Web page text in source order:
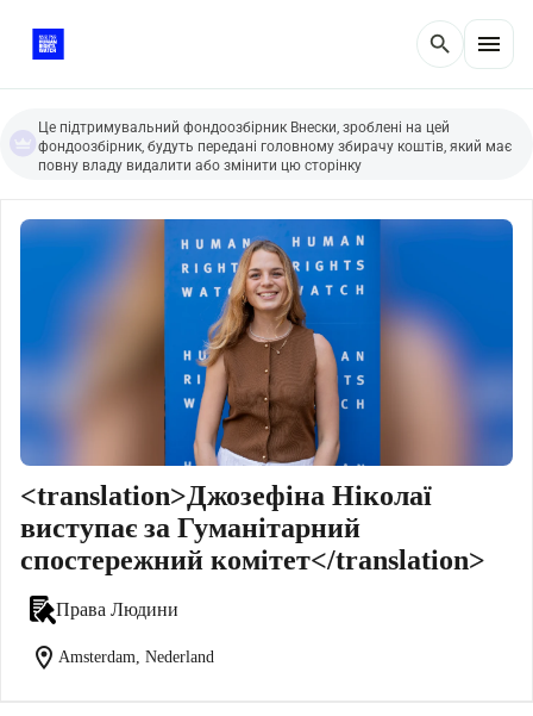
search menu
Це підтримувальний фондоозбірник Внески, зроблені на цей
фондоозбірник, будуть передані головному збирачу коштів, який має
повну владу видалити або змінити цю сторінку
<translation>Джозефіна Ніколаї
виступає за Гуманітарний
спостережний комітет</translation>
Права Людини
location_on Amsterdam, Nederland